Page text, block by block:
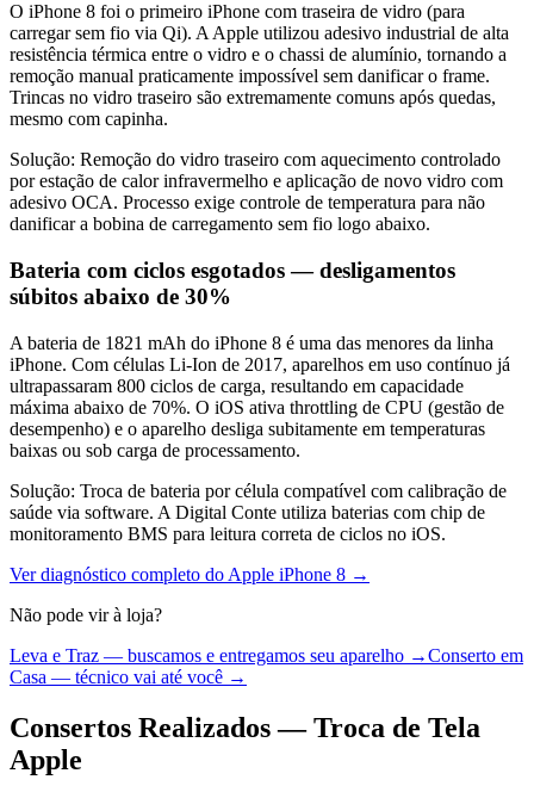
O iPhone 8 foi o primeiro iPhone com traseira de vidro (para
carregar sem fio via Qi). A Apple utilizou adesivo industrial de alta
resistência térmica entre o vidro e o chassi de alumínio, tornando a
remoção manual praticamente impossível sem danificar o frame.
Trincas no vidro traseiro são extremamente comuns após quedas,
mesmo com capinha.
Solução: Remoção do vidro traseiro com aquecimento controlado
por estação de calor infravermelho e aplicação de novo vidro com
adesivo OCA. Processo exige controle de temperatura para não
danificar a bobina de carregamento sem fio logo abaixo.
Bateria com ciclos esgotados — desligamentos
súbitos abaixo de 30%
A bateria de 1821 mAh do iPhone 8 é uma das menores da linha
iPhone. Com células Li-Ion de 2017, aparelhos em uso contínuo já
ultrapassaram 800 ciclos de carga, resultando em capacidade
máxima abaixo de 70%. O iOS ativa throttling de CPU (gestão de
desempenho) e o aparelho desliga subitamente em temperaturas
baixas ou sob carga de processamento.
Solução: Troca de bateria por célula compatível com calibração de
saúde via software. A Digital Conte utiliza baterias com chip de
monitoramento BMS para leitura correta de ciclos no iOS.
Ver diagnóstico completo do Apple iPhone 8 →
Não pode vir à loja?
Leva e Traz — buscamos e entregamos seu aparelho →Conserto em
Casa — técnico vai até você →
Consertos Realizados — Troca de Tela
Apple